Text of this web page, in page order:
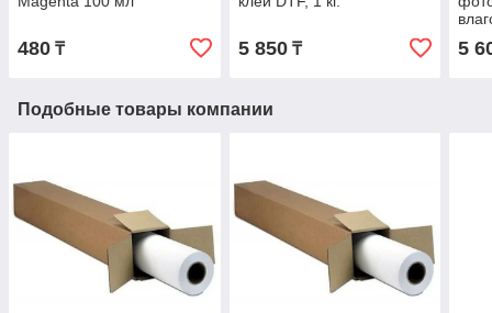
480 ₸ 5 850₸ 5
Подобные товары компании